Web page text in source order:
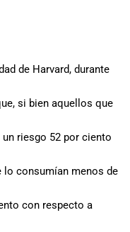
de Harvard, durante
si bien aquellos que
riesgo 52 por ciento
lo consumían menos de
con respecto a